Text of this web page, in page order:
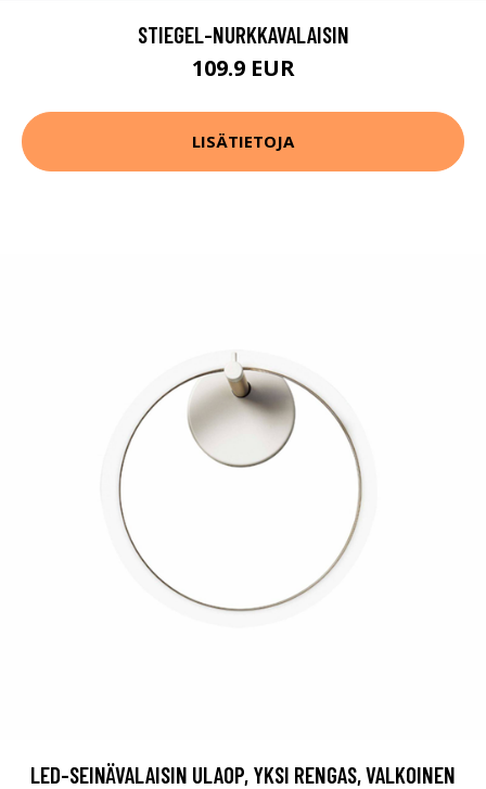
STIEGEL-NURKKAVALAISIN
109.9 EUR
LISÄTIETOJA
LED-SEINÄVALAISIN ULAOP, YKSI RENGAS, VALKOINEN